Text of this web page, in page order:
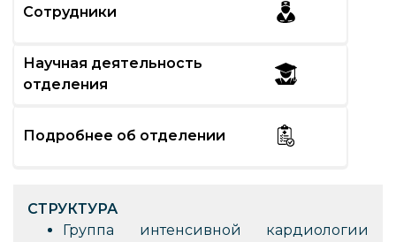
Сотрудники
Научная деятельность
отделения
Подробнее об отделении
СТРУКТУРА
Группа интенсивной кардиологии